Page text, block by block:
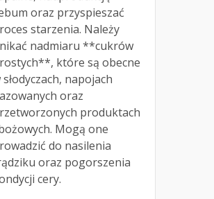
oraz przyspieszać
starzenia. Należy
nadmiaru **cukrów
które są obecne
słodyczach, napojach
oraz
produktach
Mogą one
do nasilenia
oraz pogorszenia
cery.